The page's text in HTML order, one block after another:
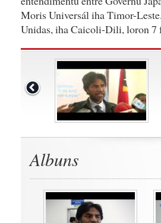
Moris Universál iha Timor-
Unidas, iha Caicoli-Dili, loron 7
Albuns